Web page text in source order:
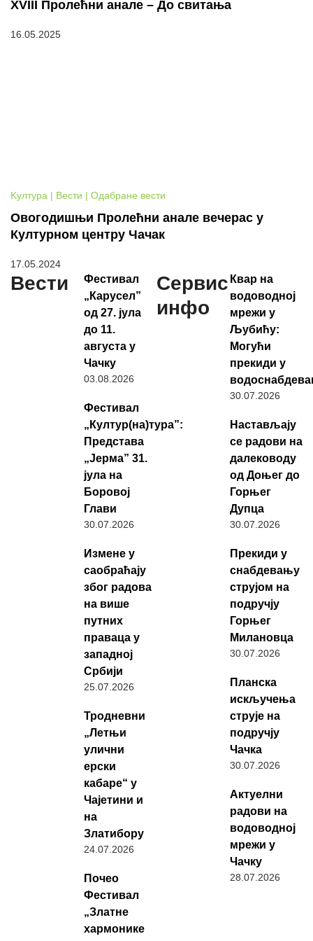
XVIII Пролећни анале – До свитања
16.05.2025
Kултура | Вести | Одабране вести
Овогодишњи Пролећни анале вечерас у
Културном центру Чачак
17.05.2024
Вести
Фестивал
„Карусел”
од 27. јула
до 11.
августа у
Чачку
03.08.2026
Фестивал
„Култур(на)тура”:
Представа
„Јерма” 31.
јула на
Боровој
Глави
30.07.2026
Измене у
саобраћају
због радова
на више
путних
праваца у
западној
Србији
25.07.2026
Тродневни
„Летњи
улични
ерски
кабаре“ у
Чајетини и
на
Златибору
24.07.2026
Почео
Фестивал
„Златне
хармонике
Сервис
инфо
Квар на
водоводној
мрежи у
Љубићу:
Могући
прекиди у
30.07.2026
Настављају
се радови на
далеководу
од Доњег до
Горњег
Дупца
30.07.2026
Прекиди у
снабдевању
струјом на
подручју
Горњег
Милановца
30.07.2026
Планска
искључења
струје на
подручју
Чачка
30.07.2026
Актуелни
радови на
водоводној
мрежи у
Чачку
28.07.2026